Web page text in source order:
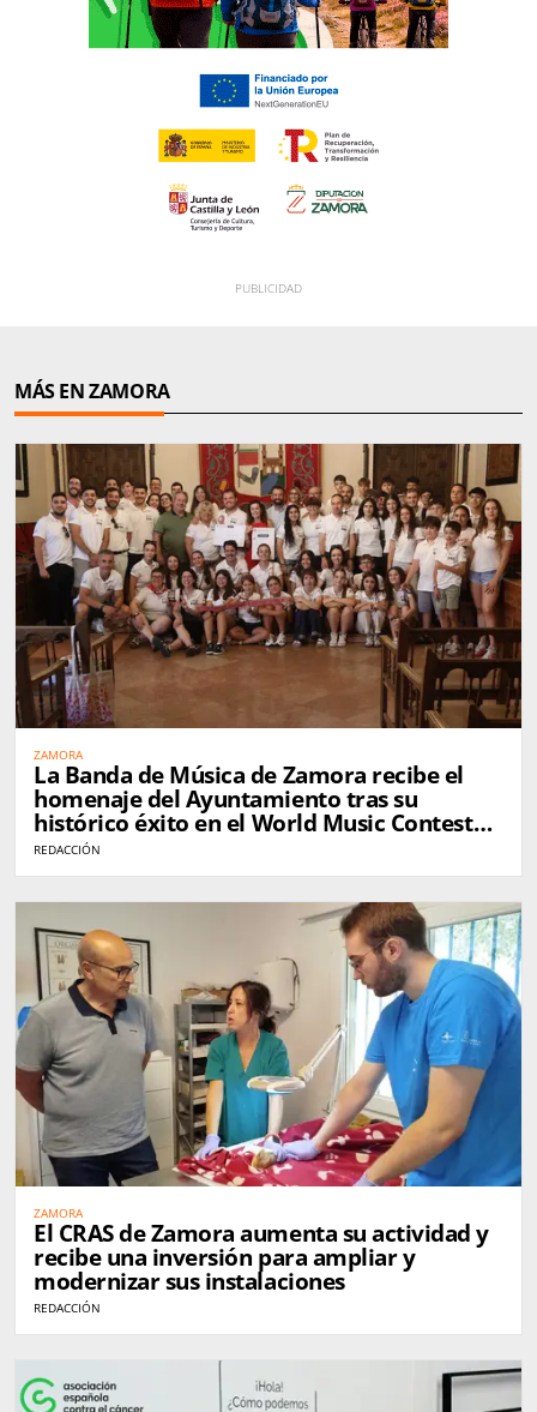
MÁS EN ZAMORA
ZAMORA
La Banda de Música de Zamora recibe el
homenaje del Ayuntamiento tras su
histórico éxito en el World Music Contest
de Kerkrade
REDACCIÓN
ZAMORA
El CRAS de Zamora aumenta su actividad y
recibe una inversión para ampliar y
modernizar sus instalaciones
REDACCIÓN